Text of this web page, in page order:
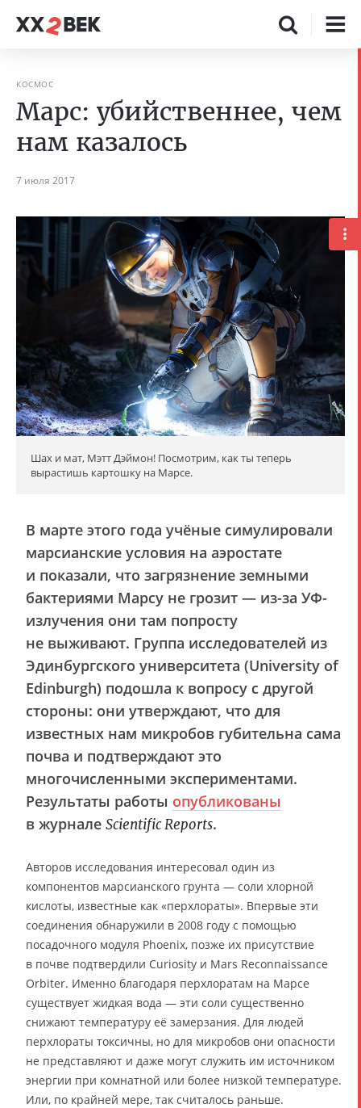
КОСМОС
Марс: убийственнее, чем
нам казалось
7 июля 2017
Шах и мат, Мэтт Дэймон! Посмотрим, как ты теперь
вырастишь картошку на Марсе.
В марте этого года учёные симулировали
марсианские условия на аэростате
и показали, что загрязнение земными
бактериями Марсу не грозит — из-за УФ-
излучения они там попросту
не выживают. Группа исследователей из
Эдинбургского университета (University of
Edinburgh) подошла к вопросу с другой
стороны: они утверждают, что для
известных нам микробов губительна сама
почва и подтверждают это
многочисленными экспериментами.
Результаты работы опубликованы
в журнале Scientific Reports.
Авторов исследования интересовал один из
компонентов марсианского грунта — соли хлорной
кислоты, известные как «перхлораты». Впервые эти
соединения обнаружили в 2008 году с помощью
посадочного модуля Phoenix, позже их присутствие
в почве подтвердили Curiosity и Mars Reconnaissance
Orbiter. Именно благодаря перхлоратам на Марсе
существует жидкая вода — эти соли существенно
снижают температуру её замерзания. Для людей
перхлораты токсичны, но для микробов они опасности
не представляют и даже могут служить им источником
энергии при комнатной или более низкой температуре.
Или, по крайней мере, так считалось раньше.